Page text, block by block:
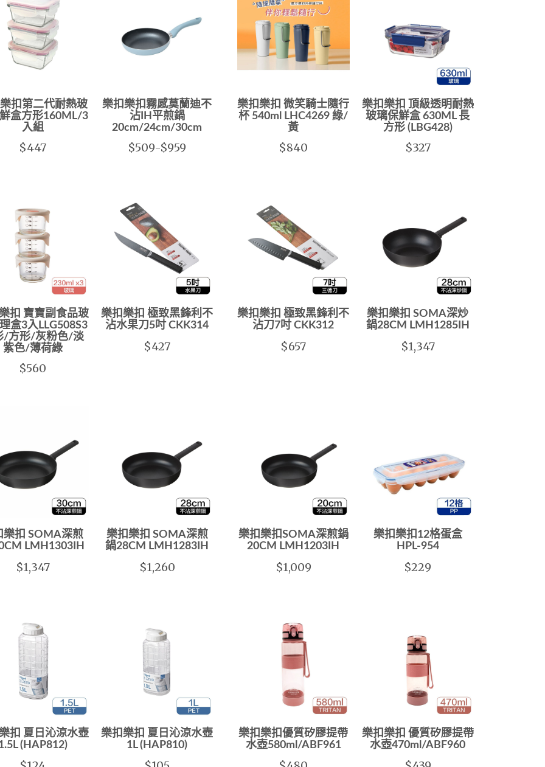
扣第二代耐熱玻
盒方形160ML/3
入組
$447
樂扣樂扣霧感莫蘭迪不
沾IH平煎鍋
20cm/24cm/30cm
$509-$959
樂扣樂扣 微笑騎士隨行
杯 540ml LHC4269 綠/
黃
$840
樂扣樂扣 頂級透明耐熱
玻璃保鮮盒 630ML 長
方形 (LBG428)
$327
扣 寶寶副食品玻
盒3入LLG508S3
/方形/灰粉色/淡
紫色/薄荷綠
$560
樂扣樂扣 極致黑鋒利不
沾水果刀5吋 CKK314
$427
樂扣樂扣 極致黑鋒利不
沾刀7吋 CKK312
$657
樂扣樂扣 SOMA深炒
鍋28CM LMH1285IH
$1,347
樂扣 SOMA深煎
LMH1303IH
$1,347
樂扣樂扣 SOMA深煎
鍋28CM LMH1283IH
$1,260
樂扣樂扣SOMA深煎鍋
20CM LMH1203IH
$1,009
樂扣樂扣12格蛋盒
HPL-954
$229
扣 夏日沁涼水壺
(HAP812)
樂扣樂扣 夏日沁涼水壺
1L (HAP810)
樂扣樂扣優質矽膠提帶
水壺580ml/ABF961
樂扣樂扣 優質矽膠提帶
水壺470ml/ABF960